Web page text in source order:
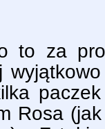
to za
Rosa